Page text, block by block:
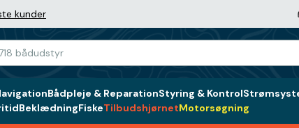
kunder
Bådpleje & ReparationStyring & Kontrol
BeklædningFiskeTilbudshjørnetMotorsøgning